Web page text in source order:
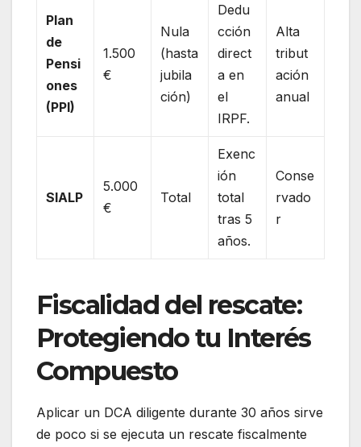
Plan
de
Pensi
ones
(PPI)
1.500
€
Nula
(hasta
jubila
ción)
Dedu
cción
direct
a en
el
IRPF.
Alta
tribut
ación
anual
SIALP
5.000
€
Total
Exenc
ión
total
tras 5
años.
Conse
rvado
r
Fiscalidad del rescate:
Protegiendo tu Interés
Compuesto
Aplicar un DCA diligente durante 30 años sirve
de poco si se ejecuta un rescate fiscalmente